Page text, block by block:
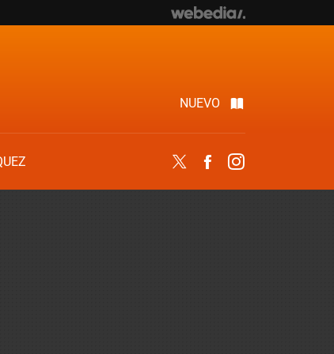
NUEVO
Twitter Facebook